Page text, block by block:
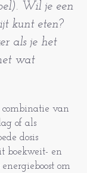
Wil je een
kunt eten?
als je het
wat
combinatie van
of als
dosis
boekweit- en
om